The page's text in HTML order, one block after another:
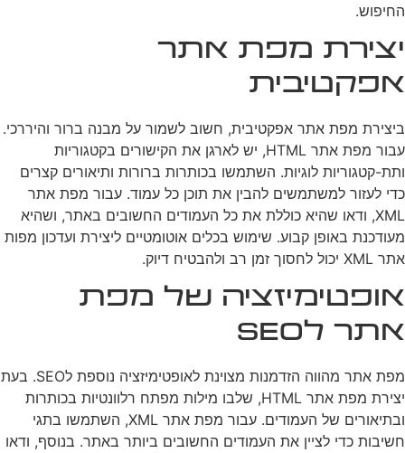
החיפוש.
יצירת מפת אתר
אפקטיבית
ביצירת מפת אתר אפקטיבית, חשוב לשמור על מבנה ברור והיררכי.
עבור מפת אתר HTML, יש לארגן את הקישורים בקטגוריות
ותת-קטגוריות לוגיות. השתמשו בכותרות ברורות ותיאורים קצרים
כדי לעזור למשתמשים להבין את תוכן כל עמוד. עבור מפת אתר
XML, ודאו שהיא כוללת את כל העמודים החשובים באתר, ושהיא
מעודכנת באופן קבוע. שימוש בכלים אוטומטיים ליצירת ועדכון מפות
אתר XML יכול לחסוך זמן רב ולהבטיח דיוק.
אופטימיזציה של מפת
אתר לSEO
מפת אתר מהווה הזדמנות מצוינת לאופטימיזציה נוספת לSEO. בעת
יצירת מפת אתר HTML, שלבו מילות מפתח רלוונטיות בכותרות
ובתיאורים של העמודים. עבור מפת אתר XML, השתמשו בתגי
חשיבות כדי לציין את העמודים החשובים ביותר באתר. בנוסף, ודאו